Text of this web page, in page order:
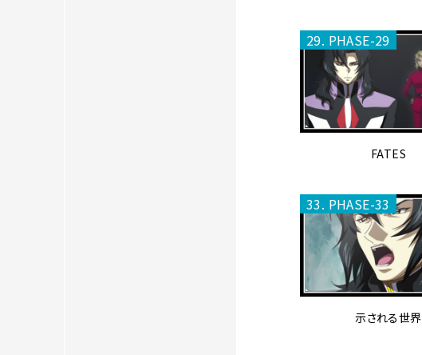
29. PHASE-29
FATES
33. PHASE-33
示される世界